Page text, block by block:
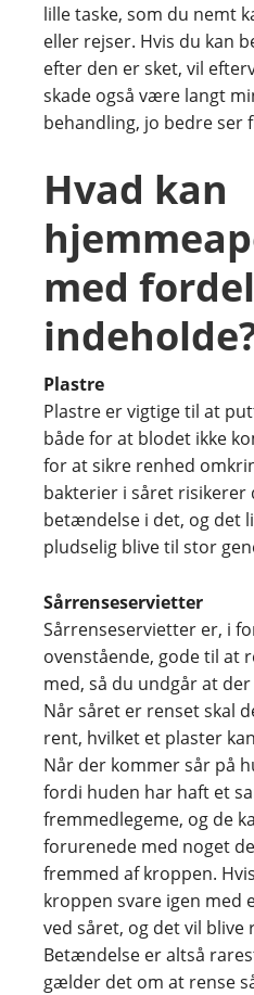
lille taske, som du nemt
eller rejser. Hvis du kan
efter den er sket, vil
skade også være langt
behandling, jo bedre ser
Hvad kan
med fordel
Plastre
Plastre er vigtige til at
både for at blodet ikke
for at sikre renhed
bakterier i såret risikerer
betændelse i det, og det
pludselig blive til stor
Sårrenseservietter
Sårrenseservietter er, i
ovenstående, gode til at
med, så du undgår at
Når såret er renset skal
rent, hvilket et plaster
Når der kommer sår på
fordi huden har haft et
fremmedlegeme, og de
forurenede med noget
fremmed af kroppen.
kroppen svare igen
ved såret, og det vil
Betændelse er altså
gælder det om at rense